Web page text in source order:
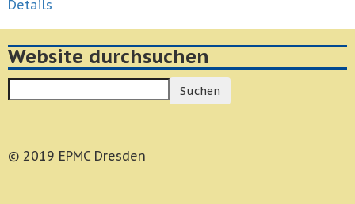
Details
Website durchsuchen
Suchen
© 2019 EPMC Dresden